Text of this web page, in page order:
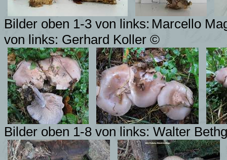
Bilder oben 1-3 von links: Marcello
von links: Gerhard Koller ©
Bilder oben 1-8 von links: Walter